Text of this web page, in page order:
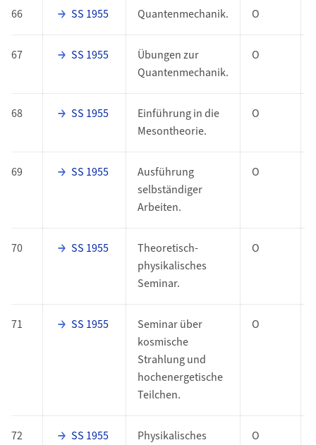
66 SS 1955 Quantenmechanik. O
67 SS 1955
Übungen zur
Quantenmechanik.
O
68 SS 1955
Einführung in die
Mesontheorie.
O
69 SS 1955
Ausführung
selbständiger
Arbeiten.
O
70 SS 1955
Theoretisch-
physikalisches
Seminar.
O
71 SS 1955
Seminar über
kosmische
Strahlung und
hochenergetische
Teilchen.
O
72 SS 1955
Physikalisches
O